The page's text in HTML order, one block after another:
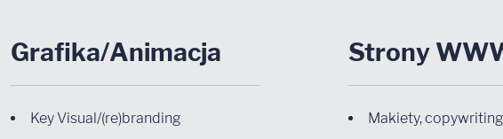
Grafika/Animacja
Key Visual/(re)branding
Strony
Makiety, copywriting